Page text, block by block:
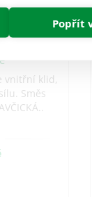
Popřít
vnitřní klid,
Směs